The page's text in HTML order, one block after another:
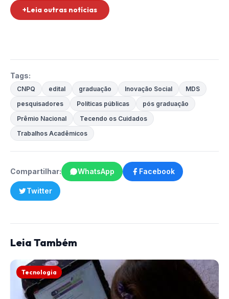
+Leia outras notícias
Tags:
CNPQ edital graduação Inovação Social
MDS
pesquisadores
Políticas públicas
pós graduação
Prêmio Nacional
Tecendo os Cuidados
Trabalhos Acadêmicos
Compartilhar: WhatsApp Facebook
Twitter
Leia Também
Tecnologia